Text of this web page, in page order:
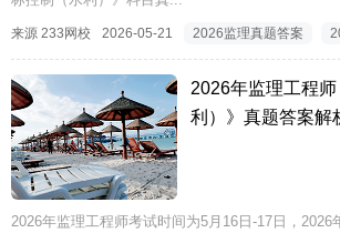
来源 233网校 2026-05-21 2026监理真题答案
2026年监理工程
利）》真题答案解
2026年监理工程师考试时间为5月16日-17日，2026